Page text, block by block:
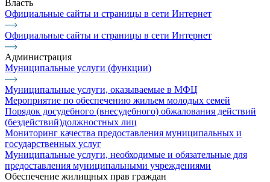
Власть
Официальные сайты и страницы в сети Интернет
Официальные сайты и страницы в сети Интернет
Администрация
Муниципальные услуги (функции)
Муниципальные услуги, оказываемые в МФЦ
Мероприятие по обеспечению жильем молодых семей
Порядок досудебного (внесудебного) обжалования действий
(бездействий)должностных лиц
Мониторинг качества предоставления муниципальных и
государственных услуг
Муниципальные услуги, необходимые и обязательные для
предоставления муниципальными учреждениями
Обеспечение жилищных прав граждан